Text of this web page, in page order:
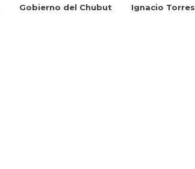
Gobierno del Chubut Ignacio Torres